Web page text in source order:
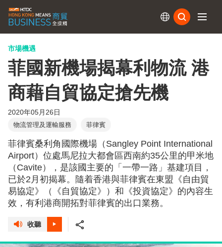
市場機遇
菲國新機場揭幕利物流 港
商藉自貿協定搶先機
2020年05月26日
物流管理及運輸服務 菲律賓
菲律賓桑利角國際機場（Sangley Point International
Airport）位處馬尼拉大都會區西南約35公里的甲米地
（Cavite），是該國主要的「一帶一路」基建項目，
已於2月初揭幕。隨着香港與菲律賓在東盟《自由貿
易協定》（《自貿協定》）和《投資協定》的內容生
效，有利港商開拓對菲律賓的出口業務。
收聽